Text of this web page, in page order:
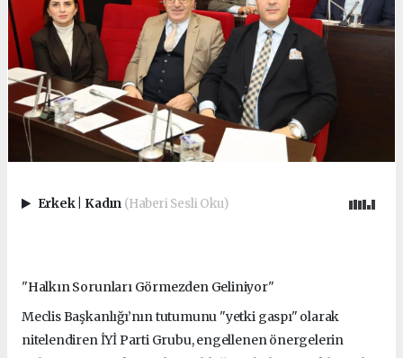
Erkek Kadın (Haberi Sesli Oku)
"Halkın Sorunları Görmezden Geliniyor"
Meclis Başkanlığı’nın tutumunu "yetki gaspı" olarak
nitelendiren İYİ Parti Grubu, engellenen önergelerin